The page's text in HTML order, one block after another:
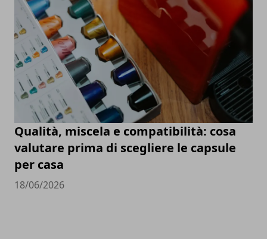
Qualità, miscela e compatibilità: cosa
valutare prima di scegliere le capsule
per casa
18/06/2026